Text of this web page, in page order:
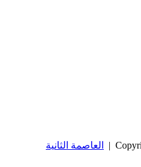
العاصمة الثانية